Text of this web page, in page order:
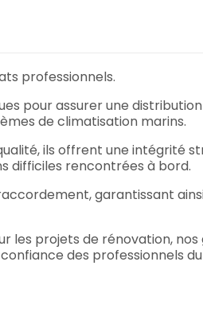
professionnels.
pour assurer une
de climatisation marins.
ils offrent une intégrité
difficiles rencontrées à bord.
garantissant
les projets de rénovation,
des professionnels